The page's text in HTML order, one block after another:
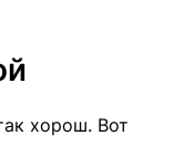
хорош. Вот